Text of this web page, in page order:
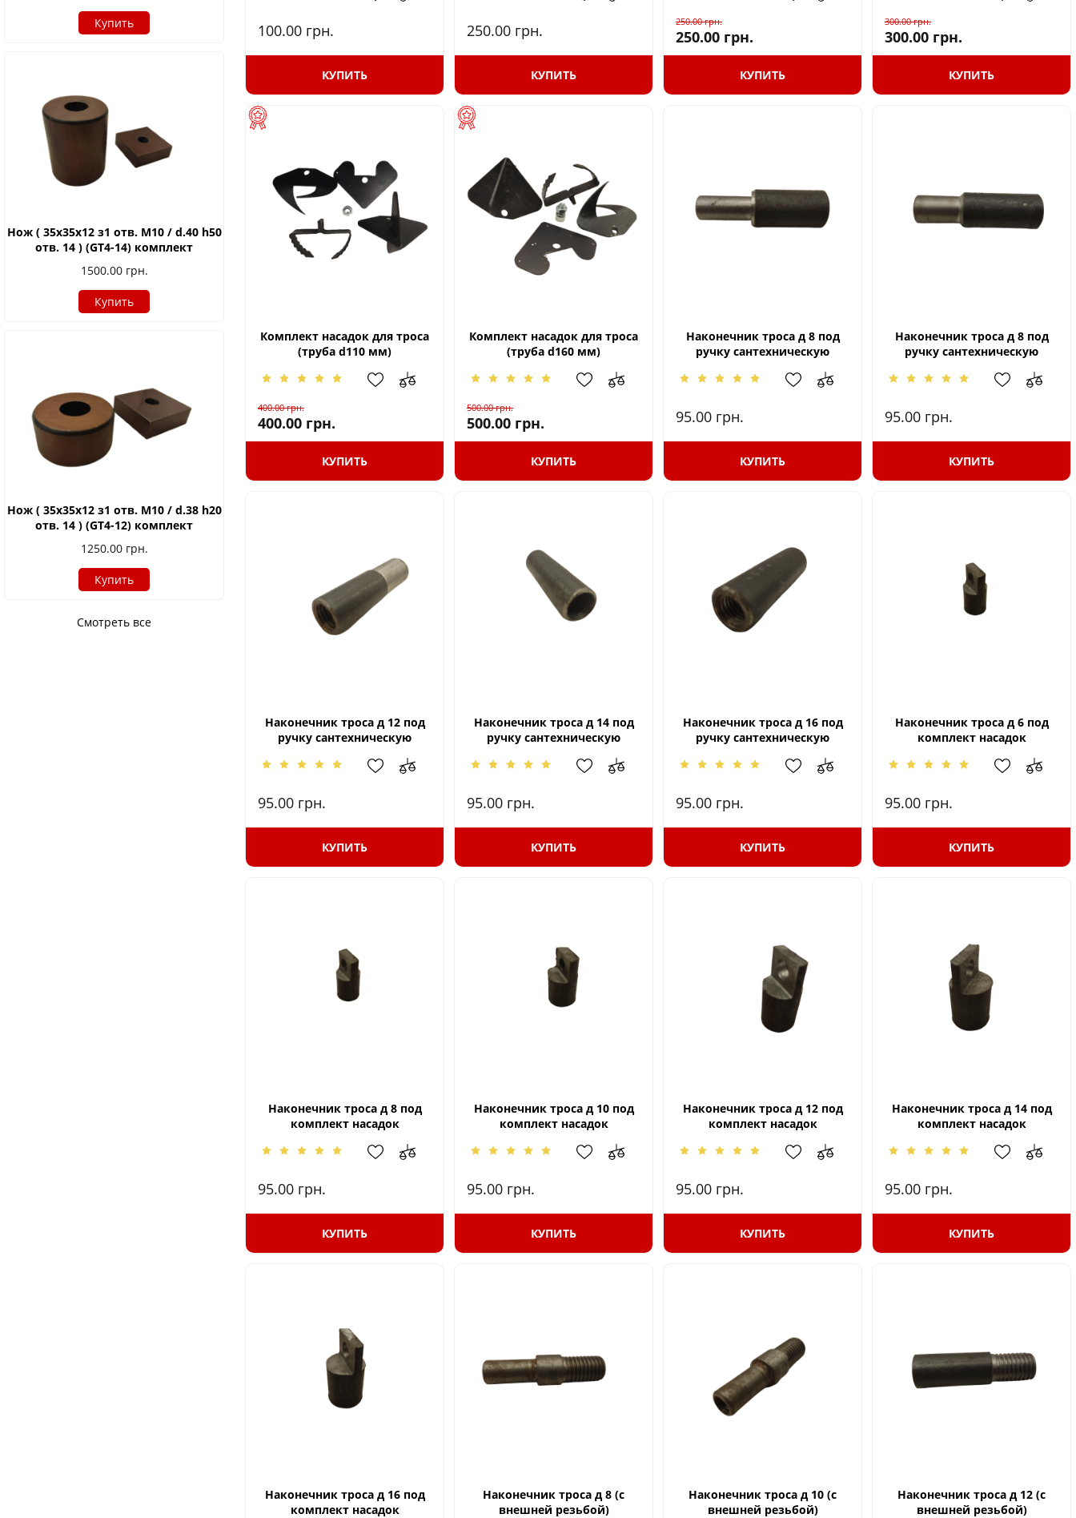
Купить
Нож ( 35х35х12 з1 отв. М10 / d.40 h50
отв. 14 ) (GT4-14) комплект
1500.00 грн.
Купить
Нож ( 35х35х12 з1 отв. М10 / d.38 h20
отв. 14 ) (GT4-12) комплект
1250.00 грн.
Купить
Смотреть все
100.00 грн.
КУПИТЬ
250.00 грн.
КУПИТЬ
250.00грн.
250.00 грн.
КУПИТЬ
300.00грн.
300.00 грн.
КУПИТЬ
Комплект насадок для троса
(труба d110 мм)
400.00грн.
400.00 грн.
КУПИТЬ
Комплект насадок для троса
(труба d160 мм)
500.00грн.
500.00 грн.
КУПИТЬ
Наконечник троса д 8 под
ручку сантехническую
95.00 грн.
КУПИТЬ
Наконечник троса д 8 под
ручку сантехническую
95.00 грн.
КУПИТЬ
Наконечник троса д 12 под
ручку сантехническую
95.00 грн.
КУПИТЬ
Наконечник троса д 14 под
ручку сантехническую
95.00 грн.
КУПИТЬ
Наконечник троса д 16 под
ручку сантехническую
95.00 грн.
КУПИТЬ
Наконечник троса д 6 под
комплект насадок
95.00 грн.
КУПИТЬ
Наконечник троса д 8 под
комплект насадок
95.00 грн.
КУПИТЬ
Наконечник троса д 10 под
комплект насадок
95.00 грн.
КУПИТЬ
Наконечник троса д 12 под
комплект насадок
95.00 грн.
КУПИТЬ
Наконечник троса д 14 под
комплект насадок
95.00 грн.
КУПИТЬ
Наконечник троса д 16 под
комплект насадок
Наконечник троса д 8 (с
внешней резьбой)
Наконечник троса д 10 (с
внешней резьбой)
Наконечник троса д 12 (с
внешней резьбой)